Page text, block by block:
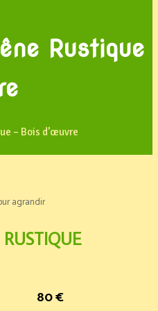
Rustique
– Bois d’œuvre
agrandir
80 €